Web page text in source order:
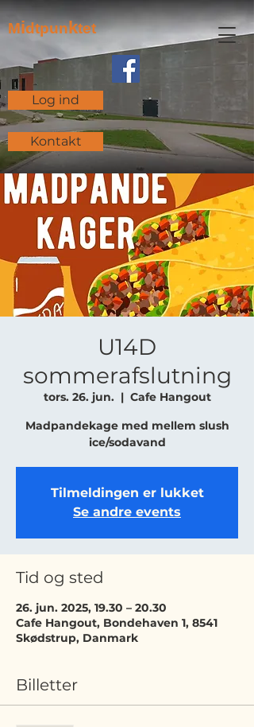
Midtpunktet
Log ind
Kontakt
U14D
sommerafslutning
tors. 26. jun.
  |
Cafe Hangout
Madpandekage med mellem slush
ice/sodavand
Tilmeldingen er lukket
Se andre events
Tid og sted
26. jun. 2025, 19.30 – 20.30
Cafe Hangout, Bondehaven 1, 8541
Skødstrup, Danmark
Billetter